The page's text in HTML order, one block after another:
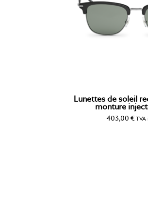
Lunettes de soleil
monture
403,00€ TVA